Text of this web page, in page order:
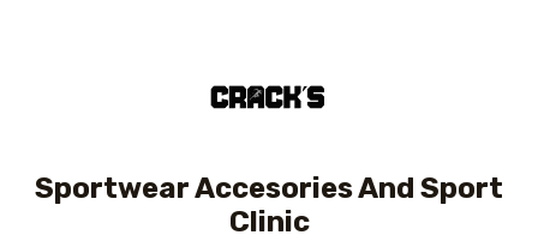
Sportwear Accesories And Sport
Clinic